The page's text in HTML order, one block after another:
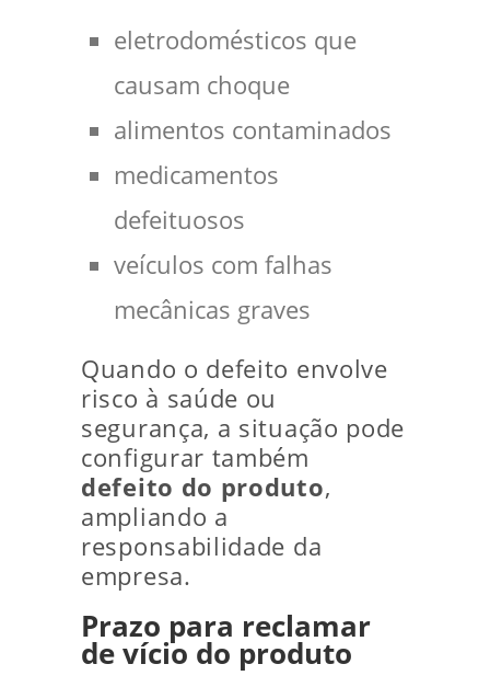
eletrodomésticos que
causam choque
alimentos contaminados
medicamentos
defeituosos
veículos com falhas
mecânicas graves
Quando o defeito envolve
risco à saúde ou
segurança, a situação pode
configurar também
defeito do produto,
ampliando a
responsabilidade da
empresa.
Prazo para reclamar
de vício do produto